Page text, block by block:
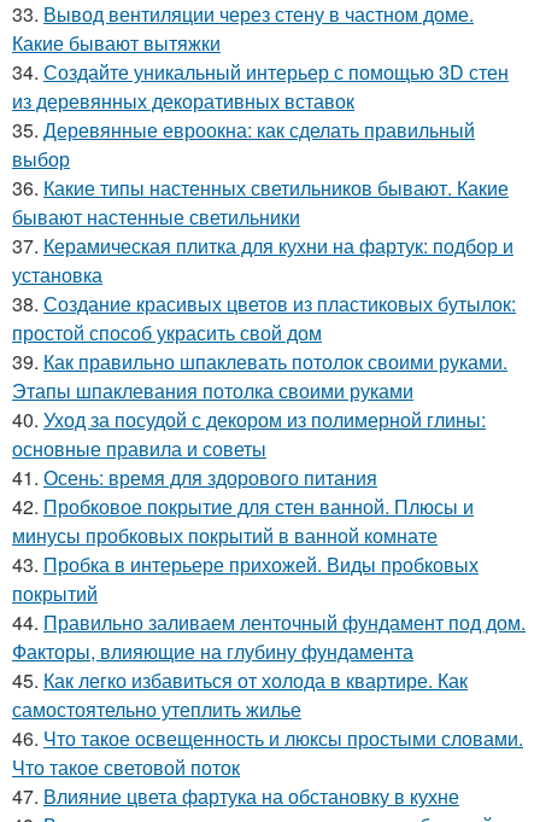
33. Вывод вентиляции через стену в частном доме.
Какие бывают вытяжки
34. Создайте уникальный интерьер с помощью 3D стен
из деревянных декоративных вставок
35. Деревянные евроокна: как сделать правильный
выбор
36. Какие типы настенных светильников бывают. Какие
бывают настенные светильники
37. Керамическая плитка для кухни на фартук: подбор и
установка
38. Создание красивых цветов из пластиковых бутылок:
простой способ украсить свой дом
39. Как правильно шпаклевать потолок своими руками.
Этапы шпаклевания потолка своими руками
40. Уход за посудой с декором из полимерной глины:
основные правила и советы
41. Осень: время для здорового питания
42. Пробковое покрытие для стен ванной. Плюсы и
минусы пробковых покрытий в ванной комнате
43. Пробка в интерьере прихожей. Виды пробковых
покрытий
44. Правильно заливаем ленточный фундамент под дом.
Факторы, влияющие на глубину фундамента
45. Как легко избавиться от холода в квартире. Как
самостоятельно утеплить жилье
46. Что такое освещенность и люксы простыми словами.
Что такое световой поток
47. Влияние цвета фартука на обстановку в кухне